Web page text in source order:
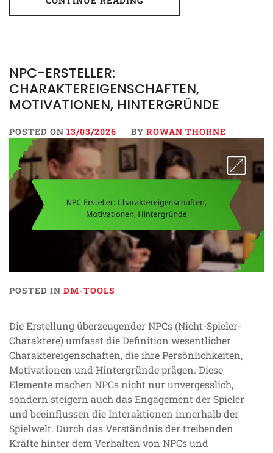
NPC-ERSTELLER:
CHARAKTEREIGENSCHAFTEN,
MOTIVATIONEN, HINTERGRÜNDE
POSTED ON 13/03/2026 BY ROWAN THORNE
POSTED IN DM-TOOLS
Die Erstellung überzeugender NPCs (Nicht-Spieler-
Charaktere) umfasst die Definition wesentlicher
Charaktereigenschaften, die ihre Persönlichkeiten,
Motivationen und Hintergründe prägen. Diese
Elemente machen NPCs nicht nur unvergesslich,
sondern steigern auch das Engagement der Spieler
und beeinflussen die Interaktionen innerhalb der
Spielwelt. Durch das Verständnis der treibenden
Kräfte hinter dem Verhalten von NPCs und